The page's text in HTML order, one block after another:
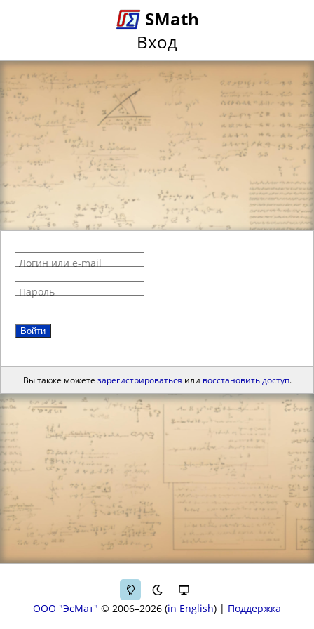
SMath
Вход
Логин или e-mail
Пароль
Войти
Вы также можете зарегистрироваться или восстановить доступ.
ООО "ЭсМат" © 2006–2026 in English | Поддержка